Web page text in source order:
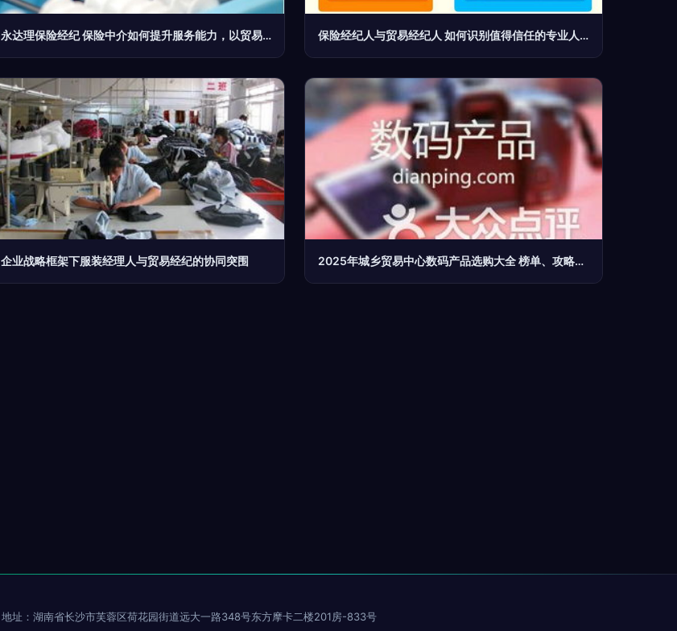
永达理保险经纪 保险中介如何提升服务能力，以贸易经纪为鉴 保险经纪人与贸易经纪人 如何识别值得信任的专业人士
企业战略框架下服装经理人与贸易经纪的协同突围 2025年城乡贸易中心数码产品选购大全 榜单、攻略与贸易经纪指南
地址：湖南省长沙市芙蓉区荷花园街道远大一路348号东方摩卡二楼201房-833号